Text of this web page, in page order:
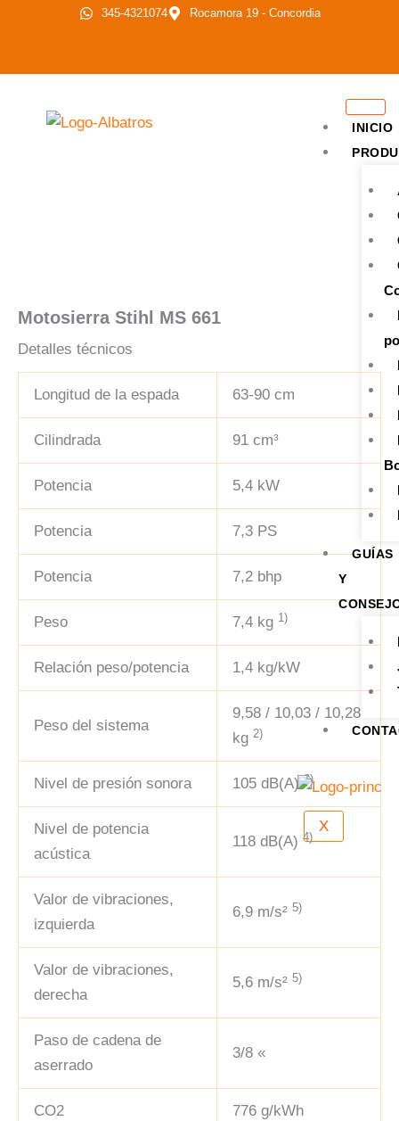
345-4321074 Rocamora 19 - Concordia
INICIO
GUÍAS
Y
X
Motosierra Stihl MS 661
Detalles técnicos
Longitud de la espada 63-90 cm
Cilindrada 91 cm³
Potencia 5,4 kW
Potencia 7,3 PS
Potencia 7,2 bhp
Peso 7,4 kg 1)
Relación peso/potencia 1,4 kg/kW
Peso del sistema
9,58 / 10,03 / 10,28
kg 2)
Nivel de presión sonora 105 dB(A)3)
Nivel de potencia
acústica
118 dB(A) 4)
Valor de vibraciones,
izquierda
6,9 m/s² 5)
Valor de vibraciones,
derecha
5,6 m/s² 5)
Paso de cadena de
aserrado
3/8 «
CO2 776 g/kWh